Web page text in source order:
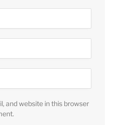
and website in this browser